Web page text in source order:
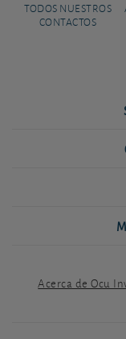
TODOS NUESTROS
CONTACTOS
Acerca de Ocu